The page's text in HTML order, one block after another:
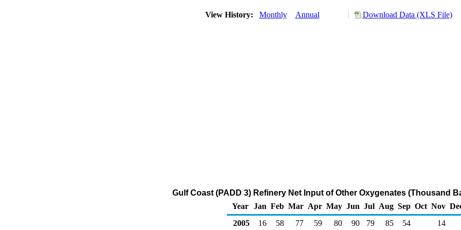
View History: Monthly Annual Download Data (XLS File)
Gulf Coast (PADD 3) Refinery Net Input of Other Oxygenates (Thousand
Year
Jan Feb Mar Apr May Jun Jul Aug Sep Oct Nov
2005
16 58 77 59 80 90 79 85 54
14